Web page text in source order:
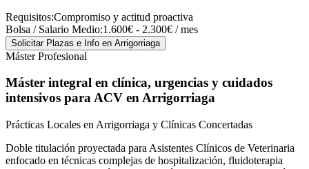
Requisitos:Compromiso y actitud proactiva
Bolsa / Salario Medio:1.600€ - 2.300€ / mes
Solicitar Plazas e Info en Arrigorriaga
Máster Profesional
Máster integral en clínica, urgencias y cuidados
intensivos para ACV en Arrigorriaga
Prácticas Locales en Arrigorriaga y Clínicas Concertadas
Doble titulación proyectada para Asistentes Clínicos de Veterinaria
enfocado en técnicas complejas de hospitalización, fluidoterapia